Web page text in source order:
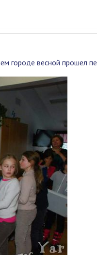
городе весной прошел